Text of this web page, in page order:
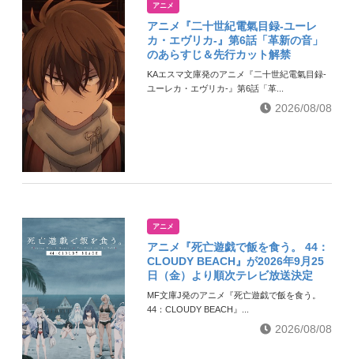
アニメ
アニメ『二十世紀電氣目録-ユーレ
カ・エヴリカ-』第6話「革新の音」
のあらすじ＆先行カット解禁
KAエスマ文庫発のアニメ『二十世紀電氣目録-
ユーレカ・エヴリカ-』第6話「革...
2026/08/08
アニメ
アニメ『死亡遊戯で飯を食う。 44：
CLOUDY BEACH』が2026年9月25
日（金）より順次テレビ放送決定
MF文庫J発のアニメ『死亡遊戯で飯を食う。
44：CLOUDY BEACH』...
2026/08/08